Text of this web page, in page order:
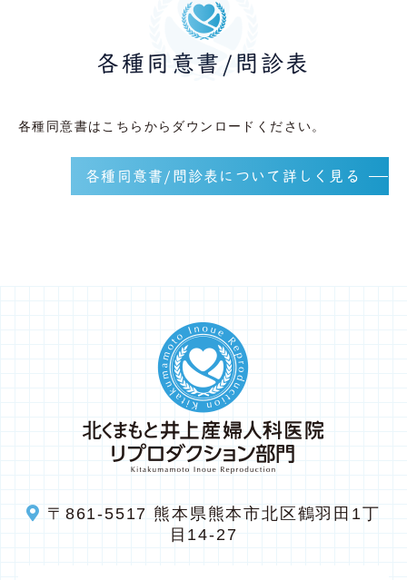
各種同意書/問診表
各種同意書はこちらからダウンロードください。
各種同意書/問診表について詳しく見る
〒861-5517 熊本県熊本市北区鶴羽田1丁
目14-27